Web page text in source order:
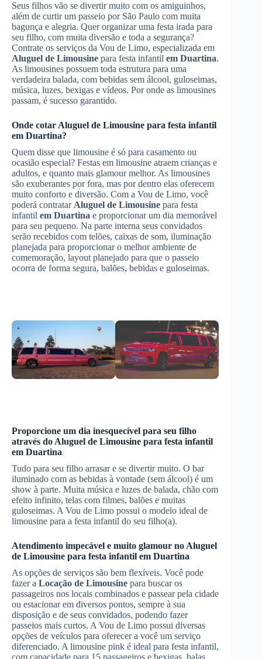
Seus filhos vão se divertir muito com os amiguinhos,
além de curtir um passeio por São Paulo com muita
bagunça e alegria. Quer organizar uma festa irada para
seu filho, com muita diversão e toda a segurança?
Contrate os serviços da Vou de Limo, especializada em
Aluguel de Limousine para festa infantil em Duartina.
As limousines possuem toda estrutura para uma
verdadeira balada, com bebidas sem álcool, guloseimas,
música, luzes, bexigas e vídeos. Por onde as limousines
passam, é sucesso garantido.
Onde cotar Aluguel de Limousine para festa infantil
em Duartina?
Quem disse que limousine é só para casamento ou
ocasião especial? Festas em limousine atraem crianças e
adultos, e quanto mais glamour melhor. As limousines
são exuberantes por fora, mas por dentro elas oferecem
muito conforto e diversão. Com a Vou de Limo, você
poderá contratar Aluguel de Limousine para festa
infantil em Duartina e proporcionar um dia memorável
para seu pequeno. Na parte interna seus convidados
serão recebidos com telões, caixas de som, iluminação
planejada para proporcionar o melhor ambiente de
comemoração, layout planejado para que o passeio
ocorra de forma segura, balões, bebidas e guloseimas.
Proporcione um dia inesquecível para seu filho
através do Aluguel de Limousine para festa infantil
em Duartina
Tudo para seu filho arrasar e se divertir muito. O bar
iluminado com as bebidas à vontade (sem álcool) é um
show à parte. Muita música e luzes de balada, chão com
efeito infinito, telas com filmes, balões e muitas
guloseimas. A Vou de Limo possui o modelo ideal de
limousine para a festa infantil do seu filho(a).
Atendimento impecável e muito glamour no Aluguel
de Limousine para festa infantil em Duartina
As opções de serviços são bem flexíveis. Você pode
fazer a Locação de Limousine para buscar os
passageiros nos locais combinados e passear pela cidade
ou estacionar em diversos pontos, sempre à sua
disposição e de seus convidados, podendo fazer
passeios mais curtos. A Vou de Limo possui diversas
opções de veículos para oferecer a você um serviço
diferenciado. A limousine pink é ideal para festa infantil,
com capacidade para 15 passageiros e bexigas, balas,